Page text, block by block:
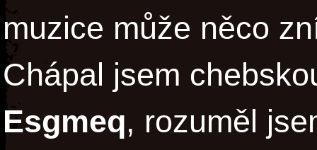
muzice může něco
Chápal jsem
Esgmeq, rozuměl